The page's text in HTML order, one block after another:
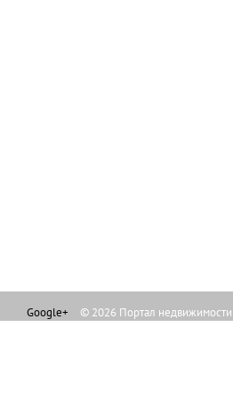
Google+ © 2026 Портал